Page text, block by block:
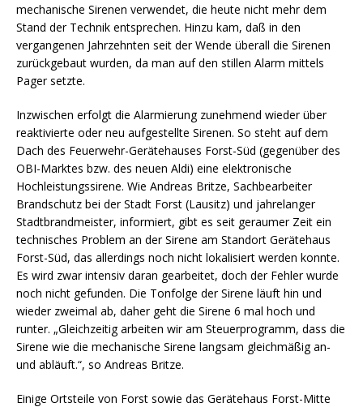
mechanische Sirenen verwendet, die heute nicht mehr dem
Stand der Technik entsprechen. Hinzu kam, daß in den
vergangenen Jahrzehnten seit der Wende überall die Sirenen
zurückgebaut wurden, da man auf den stillen Alarm mittels
Pager setzte.
Inzwischen erfolgt die Alarmierung zunehmend wieder über
reaktivierte oder neu aufgestellte Sirenen. So steht auf dem
Dach des Feuerwehr-Gerätehauses Forst-Süd (gegenüber des
OBI-Marktes bzw. des neuen Aldi) eine elektronische
Hochleistungssirene. Wie Andreas Britze, Sachbearbeiter
Brandschutz bei der Stadt Forst (Lausitz) und jahrelanger
Stadtbrandmeister, informiert, gibt es seit geraumer Zeit ein
technisches Problem an der Sirene am Standort Gerätehaus
Forst-Süd, das allerdings noch nicht lokalisiert werden konnte.
Es wird zwar intensiv daran gearbeitet, doch der Fehler wurde
noch nicht gefunden. Die Tonfolge der Sirene läuft hin und
wieder zweimal ab, daher geht die Sirene 6 mal hoch und
runter. „Gleichzeitig arbeiten wir am Steuerprogramm, dass die
Sirene wie die mechanische Sirene langsam gleichmäßig an-
und abläuft.“, so Andreas Britze.
Einige Ortsteile von Forst sowie das Gerätehaus Forst-Mitte